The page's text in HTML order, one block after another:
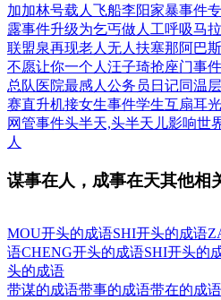
加加林号载人飞船李阳家暴事件
露事件升级为乞丐做人工呼吸马
联盟泉再现老人无人扶塞那阿巴
不愿让你一个人 汪子琦抢座门事件
总队医院最感人公务员日记同温
赛直升机接女生事件学生互扇耳
网管事件头半天,头半天儿影响世
人
谋事在人，成事在天其他相
MOU开头的成语SHI开头的成语
语CHENG开头的成语SHI开头的
头的成语
带谋的成语带事的成语带在的成语